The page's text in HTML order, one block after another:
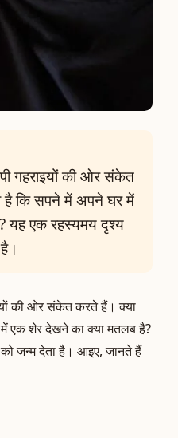
गहराइयों की ओर संकेत
है कि सपने में अपने घर में
यह एक रहस्यमय दृश्य
की ओर संकेत करते हैं। क्या
एक शेर देखने का क्या मतलब है?
जन्म देता है। आइए, जानते हैं